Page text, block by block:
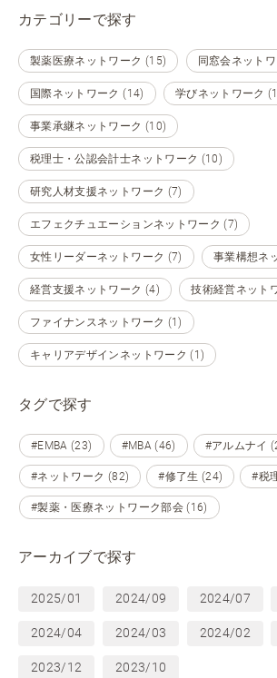
カテゴリーで探す
製薬医療ネットワーク (15) 同窓会ネット
国際ネットワーク (14) 学びネットワーク
事業承継ネットワーク (10)
税理士・公認会計士ネットワーク (10)
研究人材支援ネットワーク (7)
エフェクチュエーションネットワーク (7)
女性リーダーネットワーク (7) 事業構想ネ
経営支援ネットワーク (4) 技術経営ネット
ファイナンスネットワーク (1)
キャリアデザインネットワーク (1)
タグで探す
#EMBA (23) #MBA (46) #アルムナイ
#ネットワーク (82) #修了生 (24) #税
#製薬・医療ネットワーク部会 (16)
アーカイブで探す
2025/01 2024/09 2024/07
2024/04 2024/03 2024/02
2023/12 2023/10